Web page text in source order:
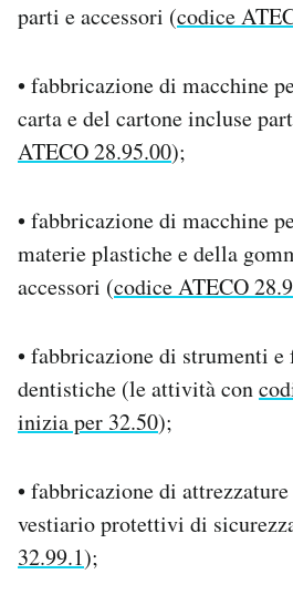
parti e accessori (codice
• fabbricazione di macchine
carta e del cartone incluse
ATECO 28.95.00);
• fabbricazione di macchine
materie plastiche e della
accessori (codice ATECO
• fabbricazione di strumenti
dentistiche (le attività con
inizia per 32.50);
• fabbricazione di
vestiario protettivi di
32.99.1);